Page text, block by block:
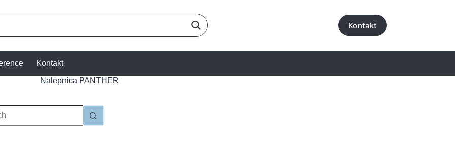
Kontakt
Kontakt
Nalepnica PANTHER